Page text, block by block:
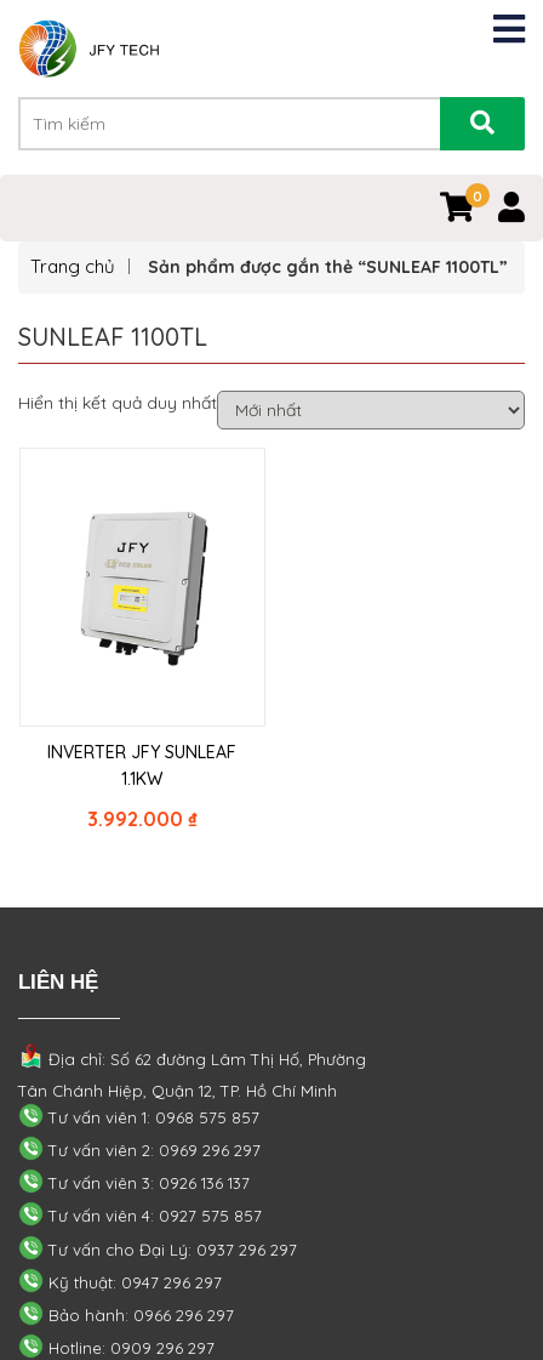
0
Trang chủ Sản phẩm được gắn thẻ “SUNLEAF 1100TL”
SUNLEAF 1100TL
Hiển thị kết quả duy nhất
INVERTER JFY SUNLEAF
1.1KW
3.992.000 ₫
LIÊN HỆ
Địa chỉ: Số 62 đường Lâm Thị Hố, Phường
Tân Chánh Hiệp, Quận 12, TP. Hồ Chí Minh
Tư vấn viên 1: 0968 575 857
Tư vấn viên 2: 0969 296 297
Tư vấn viên 3: 0926 136 137
Tư vấn viên 4: 0927 575 857
Tư vấn cho Đại Lý: 0937 296 297
Kỹ thuật: 0947 296 297
Bảo hành: 0966 296 297
Hotline: 0909 296 297